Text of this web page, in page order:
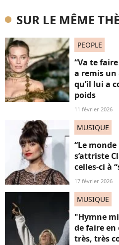
SUR LE MÊME
PEOPLE
“Va te
a remis un
qu’il lui a
poids
11 février 2026
MUSIQUE
“Le monde
s’attriste
celles-ci à
17 février 2026
MUSIQUE
"Hymne
de faire en
très, très